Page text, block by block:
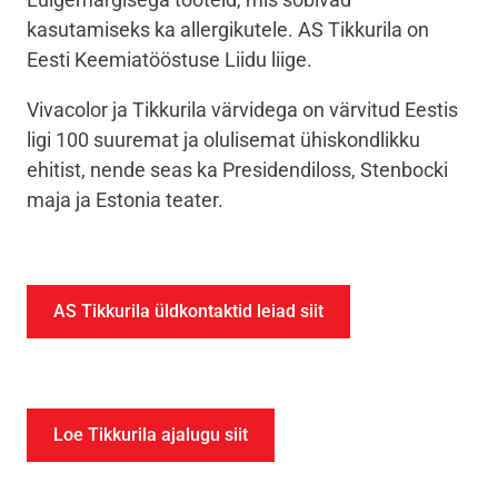
kasutamiseks ka allergikutele. AS Tikkurila on
Eesti Keemiatööstuse Liidu liige.
Vivacolor ja Tikkurila värvidega on värvitud Eestis
ligi 100 suuremat ja olulisemat ühiskondlikku
ehitist, nende seas ka Presidendiloss, Stenbocki
maja ja Estonia teater.
AS Tikkurila üldkontaktid leiad siit
Loe Tikkurila ajalugu siit